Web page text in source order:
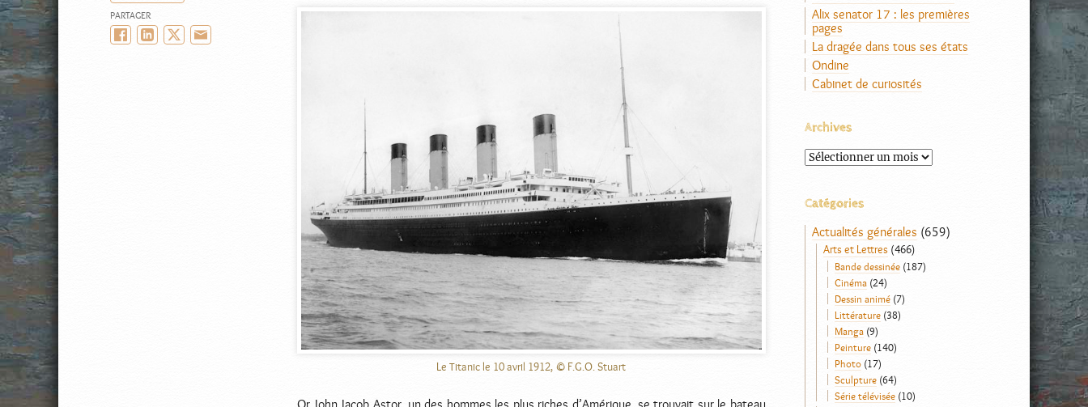
Le Titanic le 10 avril 1912, © F.G.O. Stuart
PARTAGER
FacebookLinkedInTwitter/X
Alix senator 17 : les premières
pages
La dragée dans tous ses états
Ondine
Cabinet de curiosités
Archives
Archives
Catégories
Actualités générales (659)
Arts et Lettres(466)
Bande dessinée(187)
Cinéma(24)
Dessin animé(7)
Littérature(38)
Manga(9)
Peinture(140)
Photo(17)
Sculpture(64)
Série télévisée(10)